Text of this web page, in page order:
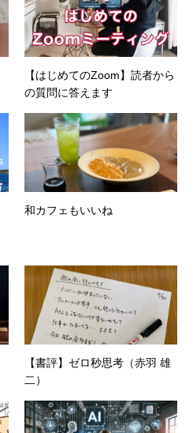
【はじめてのZoom】読者から
の質問に答えます
和カフェもいいね
【書評】ゼロ秒思考（赤羽 雄
二）